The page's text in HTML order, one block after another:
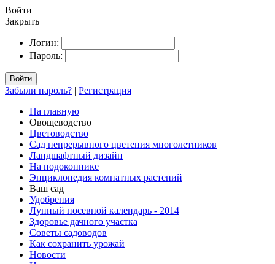
Войти
Закрыть
Логин:
Пароль:
Войти
Забыли пароль? | Регистрация
На главную
Овощеводство
Цветоводство
Сад непрерывного цветения многолетников
Ландшафтный дизайн
На подоконнике
Энциклопедия комнатных растений
Ваш сад
Удобрения
Лунный посевной календарь - 2014
Здоровье дачного участка
Советы садоводов
Как сохранить урожай
Новости